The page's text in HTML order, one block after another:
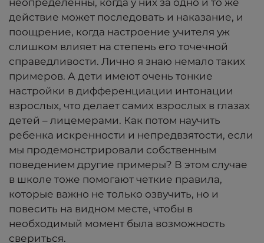
неопределенны, когда у них за одно и то же
действие может последовать и наказание, и
поощрение, когда настроение учителя уж
слишком влияет на степень его точечной
справедливости. Лично я знаю немало таких
примеров. А дети имеют очень тонкие
настройки в дифференциации интонации
взрослых, что делает самих взрослых в глазах
детей – лицемерами. Как потом научить
ребенка искренности и непредвзятости, если
мы продемонстрировали собственным
поведением другие примеры? В этом случае
в школе тоже помогают четкие правила,
которые важно не только озвучить, но и
повесить на видном месте, чтобы в
необходимый момент была возможность
свериться.